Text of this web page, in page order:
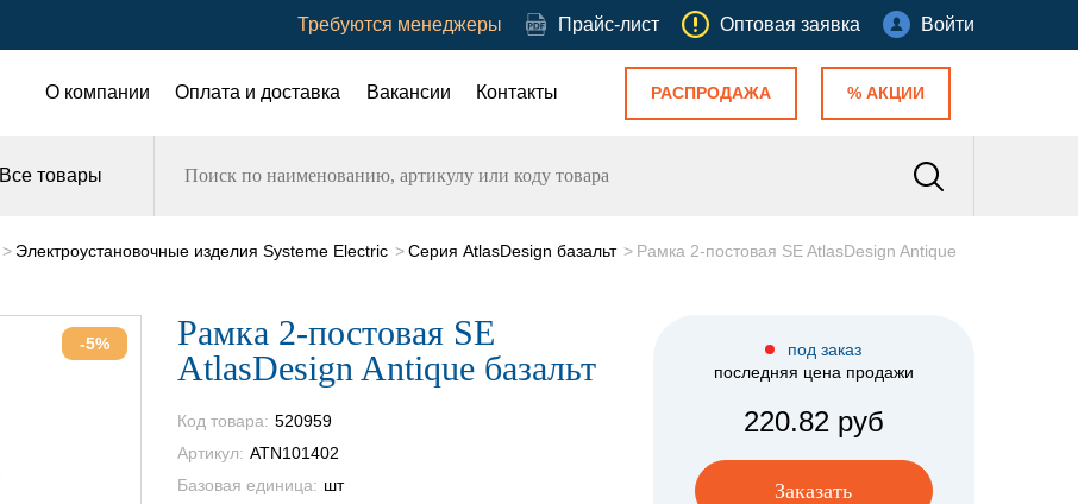
Требуются менеджеры Прайс-лист Оптовая заявка Войти
О компании Оплата и доставка Вакансии Контакты РАСПРОДАЖА % АКЦИИ
Все товары
Электроустановочные изделия Systeme Electric Серия AtlasDesign базальт
Рамка 2-постовая SE AtlasDesign Antique
-5%
Рамка 2-постовая SE
AtlasDesign Antique базальт
Код товара: 520959
Артикул: ATN101402
Базовая единица: шт
под заказ
последняя цена продажи
220.82 руб
Заказать